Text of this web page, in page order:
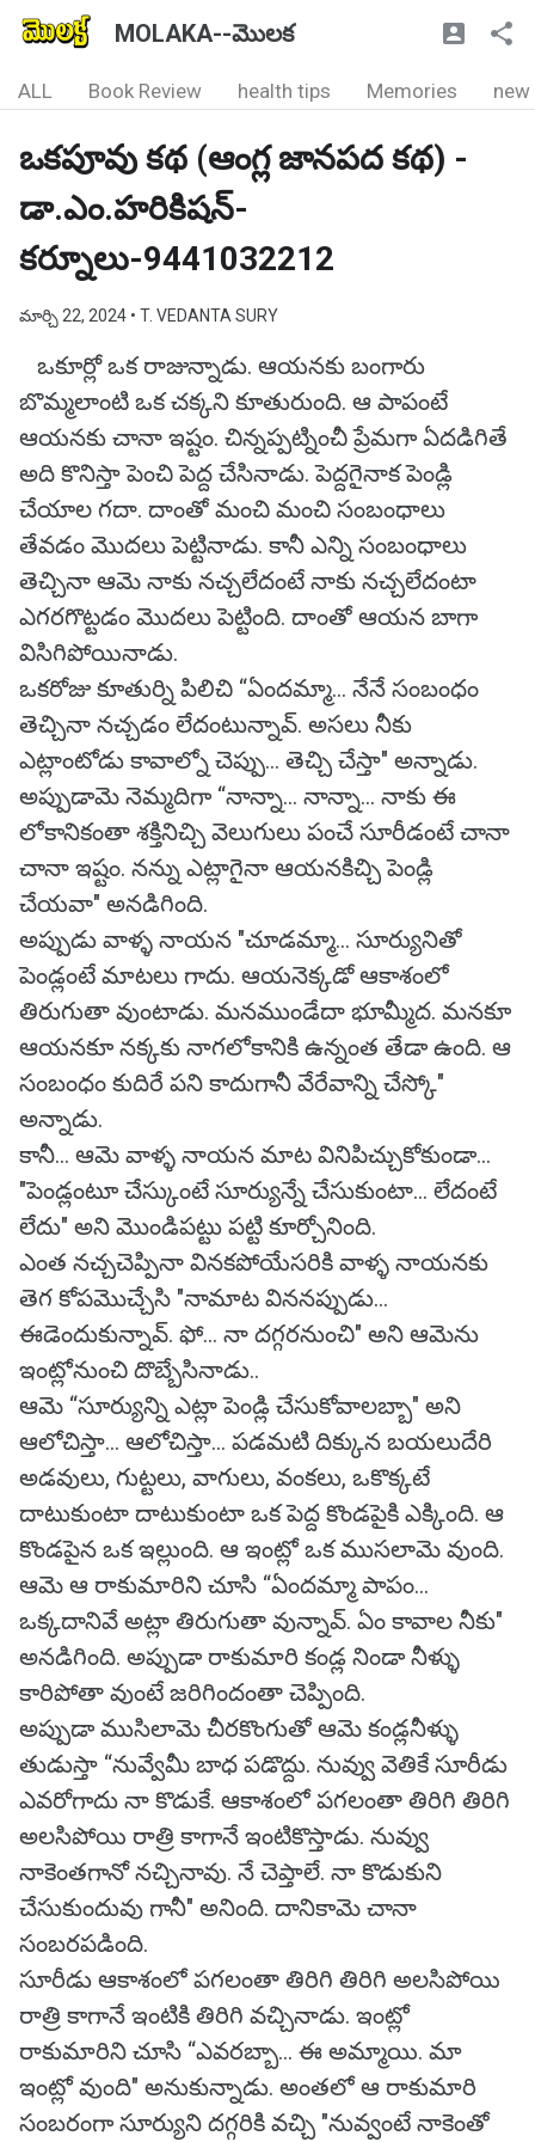
MOLAKA--మొలక
ALL Book Review health tips Memories new
ఒకపూవు కథ (ఆంగ్ల జానపద కథ) -
డా.ఎం.హరికిషన్-
కర్నూలు-9441032212
మార్చి 22, 2024 • T. VEDANTA SURY
ఒకూర్లో ఒక రాజున్నాడు. ఆయనకు బంగారు
బొమ్మలాంటి ఒక చక్కని కూతురుంది. ఆ పాపంటే
ఆయనకు చానా ఇష్టం. చిన్నప్పట్నించీ ప్రేమగా ఏదడిగితే
అది కొనిస్తా పెంచి పెద్ద చేసినాడు. పెద్దగైనాక పెండ్లి
చేయాల గదా. దాంతో మంచి మంచి సంబంధాలు
తేవడం మొదలు పెట్టినాడు. కానీ ఎన్ని సంబంధాలు
తెచ్చినా ఆమె నాకు నచ్చలేదంటే నాకు నచ్చలేదంటా
ఎగరగొట్టడం మొదలు పెట్టింది. దాంతో ఆయన బాగా
విసిగిపోయినాడు.
ఒకరోజు కూతుర్ని పిలిచి “ఏందమ్మా... నేనే సంబంధం
తెచ్చినా నచ్చడం లేదంటున్నావ్. అసలు నీకు
ఎట్లాంటోడు కావాల్నో చెప్పు... తెచ్చి చేస్తా" అన్నాడు.
అప్పుడామె నెమ్మదిగా “నాన్నా... నాన్నా... నాకు ఈ
లోకానికంతా శక్తినిచ్చి వెలుగులు పంచే సూరీడంటే చానా
చానా ఇష్టం. నన్ను ఎట్లాగైనా ఆయనకిచ్చి పెండ్లి
చేయవా" అనడిగింది.
అప్పుడు వాళ్ళ నాయన "చూడమ్మా... సూర్యునితో
పెండ్లంటే మాటలు గాదు. ఆయనెక్కడో ఆకాశంలో
తిరుగుతా వుంటాడు. మనముండేదా భూమ్మీద. మనకూ
ఆయనకూ నక్కకు నాగలోకానికి ఉన్నంత తేడా ఉంది. ఆ
సంబంధం కుదిరే పని కాదుగానీ వేరేవాన్ని చేస్కో"
అన్నాడు.
కానీ... ఆమె వాళ్ళ నాయన మాట వినిపిచ్చుకోకుండా...
"పెండ్లంటూ చేస్కుంటే సూర్యున్నే చేసుకుంటా... లేదంటే
లేదు" అని మొండిపట్టు పట్టి కూర్చోనింది.
ఎంత నచ్చచెప్పినా వినకపోయేసరికి వాళ్ళ నాయనకు
తెగ కోపమొచ్చేసి "నామాట విననప్పుడు...
ఈడెందుకున్నావ్. ఫో... నా దగ్గరనుంచి" అని ఆమెను
ఇంట్లోనుంచి దొబ్బేసినాడు..
ఆమె “సూర్యున్ని ఎట్లా పెండ్లి చేసుకోవాలబ్బా" అని
ఆలోచిస్తా... ఆలోచిస్తా... పడమటి దిక్కున బయలుదేరి
అడవులు, గుట్టలు, వాగులు, వంకలు, ఒకొక్కటే
దాటుకుంటా దాటుకుంటా ఒక పెద్ద కొండపైకి ఎక్కింది. ఆ
కొండపైన ఒక ఇల్లుంది. ఆ ఇంట్లో ఒక ముసలామె వుంది.
ఆమె ఆ రాకుమారిని చూసి “ఏందమ్మా పాపం...
ఒక్కదానివే అట్లా తిరుగుతా వున్నావ్. ఏం కావాల నీకు"
అనడిగింది. అప్పుడా రాకుమారి కండ్ల నిండా నీళ్ళు
కారిపోతా వుంటే జరిగిందంతా చెప్పింది.
అప్పుడా ముసిలామె చీరకొంగుతో ఆమె కండ్లనీళ్ళు
తుడుస్తా “నువ్వేమీ బాధ పడొద్దు. నువ్వు వెతికే సూరీడు
ఎవరోగాదు నా కొడుకే. ఆకాశంలో పగలంతా తిరిగి తిరిగి
అలసిపోయి రాత్రి కాగానే ఇంటికొస్తాడు. నువ్వు
నాకెంతగానో నచ్చినావు. నే చెప్తాలే. నా కొడుకుని
చేసుకుందువు గానీ" అనింది. దానికామె చానా
సంబరపడింది.
సూరీడు ఆకాశంలో పగలంతా తిరిగి తిరిగి అలసిపోయి
రాత్రి కాగానే ఇంటికి తిరిగి వచ్చినాడు. ఇంట్లో
రాకుమారిని చూసి “ఎవరబ్బా... ఈ అమ్మాయి. మా
ఇంట్లో వుంది" అనుకున్నాడు. అంతలో ఆ రాకుమారి
సంబరంగా సూర్యుని దగ్గరికి వచ్చి "నువ్వంటే నాకెంతో